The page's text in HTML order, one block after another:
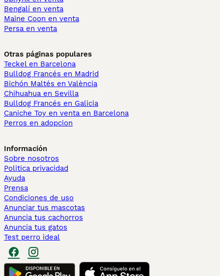
Bengalí en venta
Maine Coon en venta
Persa en venta
Otras páginas populares
Teckel en Barcelona
Bulldog Francés en Madrid
Bichón Maltés en València
Chihuahua en Sevilla
Bulldog Francés en Galicia
Caniche Toy en venta en Barcelona
Perros en adopcion
Información
Sobre nosotros
Politica privacidad
Ayuda
Prensa
Condiciones de uso
Anunciar tus mascotas
Anuncia tus cachorros
Anuncia tus gatos
Test perro ideal